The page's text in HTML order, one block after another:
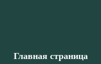
Главная страница